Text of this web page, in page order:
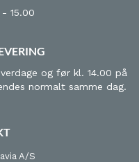
15.00
og før kl. 14.00 på
normalt samme dag.
A/S